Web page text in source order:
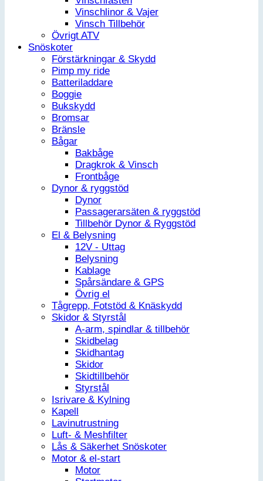
Vinschlinor & Vajer
Vinsch Tillbehör
Övrigt ATV
Snöskoter
Förstärkningar & Skydd
Pimp my ride
Batteriladdare
Boggie
Bukskydd
Bromsar
Bränsle
Bågar
Bakbåge
Dragkrok & Vinsch
Frontbåge
Dynor & ryggstöd
Dynor
Passagerarsäten & ryggstöd
Tillbehör Dynor & Ryggstöd
El & Belysning
12V - Uttag
Belysning
Kablage
Spårsändare & GPS
Övrig el
Tågrepp, Fotstöd & Knäskydd
Skidor & Styrstål
A-arm, spindlar & tillbehör
Skidbelag
Skidhantag
Skidor
Skidtillbehör
Styrstål
Isrivare & Kylning
Kapell
Lavinutrustning
Luft- & Meshfilter
Lås & Säkerhet Snöskoter
Motor & el-start
Motor